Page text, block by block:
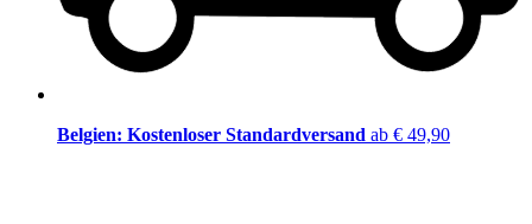
Belgien: Kostenloser Standardversand ab € 49,90